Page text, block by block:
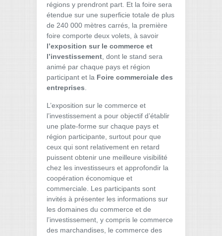
régions y prendront part. Et la foire sera
étendue sur une superficie totale de plus
de 240 000 mètres carrés, la première
foire comporte deux volets, à savoir
l’exposition sur le commerce et
l’investissement , dont le stand sera
animé par chaque pays et région
participant et la Foire commerciale des
entreprises
L’exposition sur le commerce et
l’investissement a pour objectif d’établir
une plate-forme sur chaque pays et
région participante, surtout pour que
ceux qui sont relativement en retard
puissent obtenir une meilleure visibilité
chez les investisseurs et approfondir la
coopération économique et
commerciale. Les participants sont
invités à présenter les informations sur
les domaines du commerce et de
l’investissement, y compris le commerce
des marchandises, le commerce des